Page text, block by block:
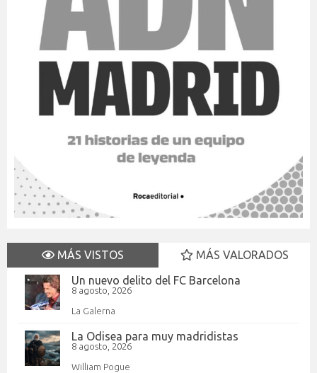
MÁS VISTOS
MÁS VALORADOS
Un nuevo delito del FC Barcelona
8 agosto, 2026
La Galerna
La Odisea para muy madridistas
8 agosto, 2026
William Pogue